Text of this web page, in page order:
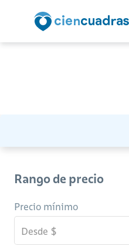
Rango de precio
Precio mínimo